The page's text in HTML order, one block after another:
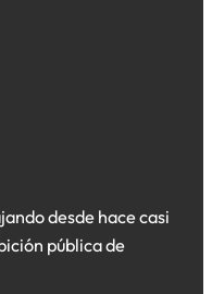
desde hace casi
pública de